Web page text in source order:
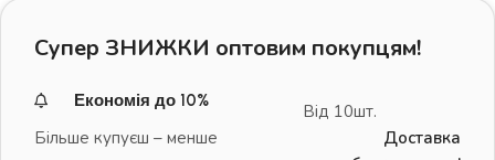
Супер ЗНИЖКИ оптовим покупцям!
Економія до 10%
Більше купуєш – менше
Від 10шт.
Доставка